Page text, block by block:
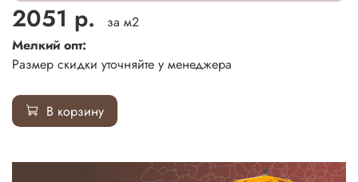
2051 р.
за м2
Мелкий опт:
Размер скидки уточняйте у менеджера
В корзину